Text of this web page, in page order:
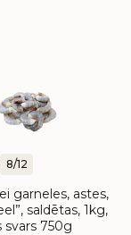
8/12
garneles, astes,
saldētas, 1kg,
svars 750g